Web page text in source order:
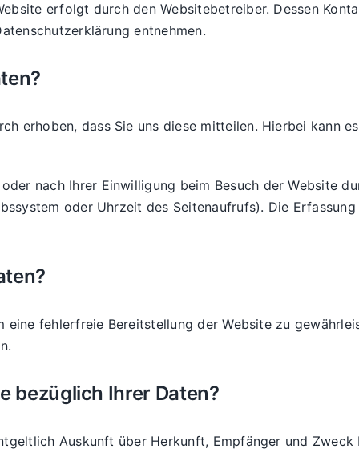
erfolgt durch den Websitebetreiber. Dessen
entnehmen.
erhoben, dass Sie uns diese mitteilen. Hierbei kann
nach Ihrer Einwilligung beim Besuch der Website
oder Uhrzeit des Seitenaufrufs). Die
eine fehlerfreie Bereitstellung der Website zu
bezüglich Ihrer Daten?
Auskunft über Herkunft, Empfänger und